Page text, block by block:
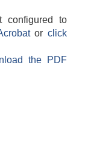
configured to
orclick
the PDF